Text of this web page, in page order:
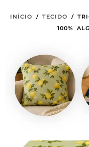
INÍCIO / TECIDO
/
100%